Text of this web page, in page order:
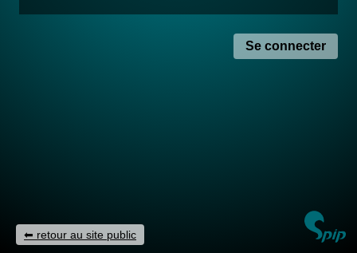
retour au site public